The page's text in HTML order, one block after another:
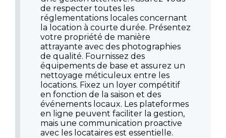
de respecter toutes les
réglementations locales concernant
la location à courte durée. Présentez
votre propriété de manière
attrayante avec des photographies
de qualité. Fournissez des
équipements de base et assurez un
nettoyage méticuleux entre les
locations. Fixez un loyer compétitif
en fonction de la saison et des
événements locaux. Les plateformes
en ligne peuvent faciliter la gestion,
mais une communication proactive
avec les locataires est essentielle.